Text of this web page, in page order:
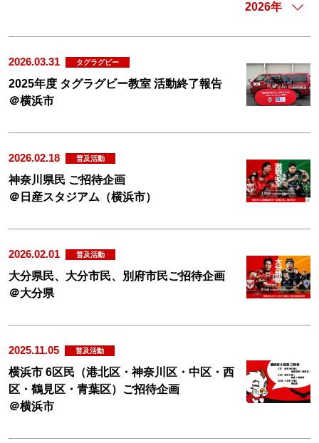
2026.03.31 タグラグビー
2025年度 タグラグビー教室 活動終了報告
＠横浜市
2026.02.18 普及活動
神奈川県民 ご招待企画
＠日産スタジアム（横浜市）
2026.02.01 普及活動
大分県民、大分市民、別府市民ご招待企画
＠大分県
2025.11.05 普及活動
横浜市 6区民（港北区・神奈川区・中区・西
区・鶴見区・青葉区）ご招待企画
＠横浜市